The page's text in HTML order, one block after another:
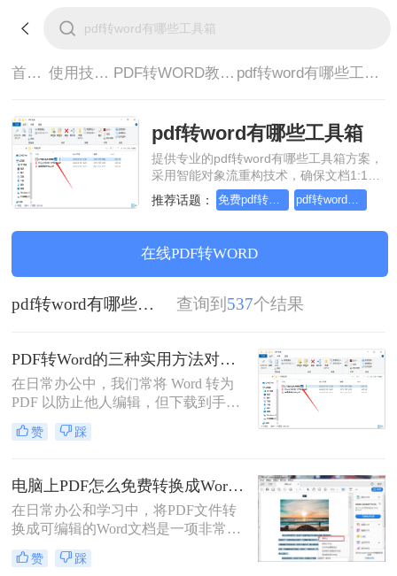
首页> 使用技巧> PDF转WORD教程> pdf转word有哪些工具箱
pdf转word有哪些工具箱
提供专业的pdf转word有哪些工具箱方案，
采用智能对象流重构技术，确保文档1:1高
保真还原且排版不乱码。支持一键批量处
理，全链路 SSL 加密保障隐私安全。助您
装，高效办公。
推荐话题： 免费pdf转word的三种方法 pdf转word几乎完美的三种方式
在线PDF转WORD
pdf转word有哪些工具箱 查询到 537个结果
PDF转Word的三种实用方法对比：可编辑、保格式、避风险！
在日常办公中，我们常将 Word 转为
PDF 以防止他人编辑，但下载到手的
PDF 往往又需要修改内容，这时就不
得不将 PDF 再转回 Word。然而，很
错乱，要么工具捆绑广告，甚至文件
受损。那么 PDF 如何改成 Word 文
档？本文从 转换质量、操作难度、文
件安全、批量能力 四个维度，对比三
种主流方法，帮助您快速选出最合适
的那一种。
赞 踩
电脑上PDF怎么免费转换成Word？四种方法对比与实操指南（附详细表格）!
在日常办公和学习中，将PDF文件转
换成可编辑的Word文档是一项非常高
频的需求。PDF虽然版式固定、不易
篡改，但编辑修改较为困难，而Word
赞 踩